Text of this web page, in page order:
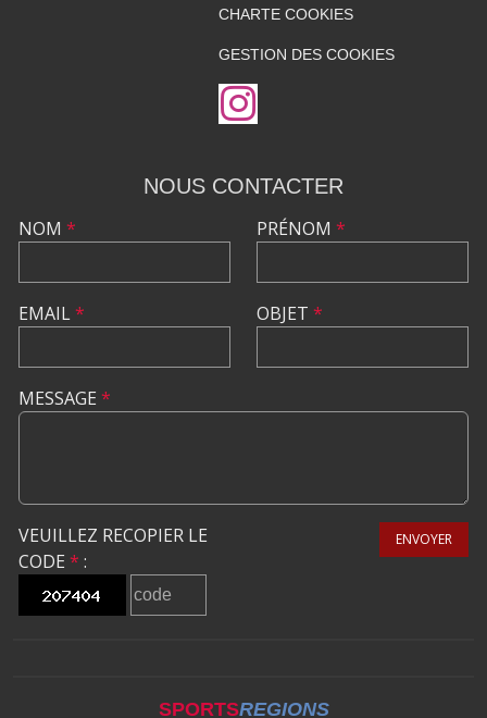
CHARTE COOKIES
GESTION DES COOKIES
NOUS CONTACTER
NOM *
EMAIL*
PRÉNOM *
OBJET *
MESSAGE *
VEUILLEZ RECOPIER LE
CODE * :
ENVOYER
SPORTSREGIONS